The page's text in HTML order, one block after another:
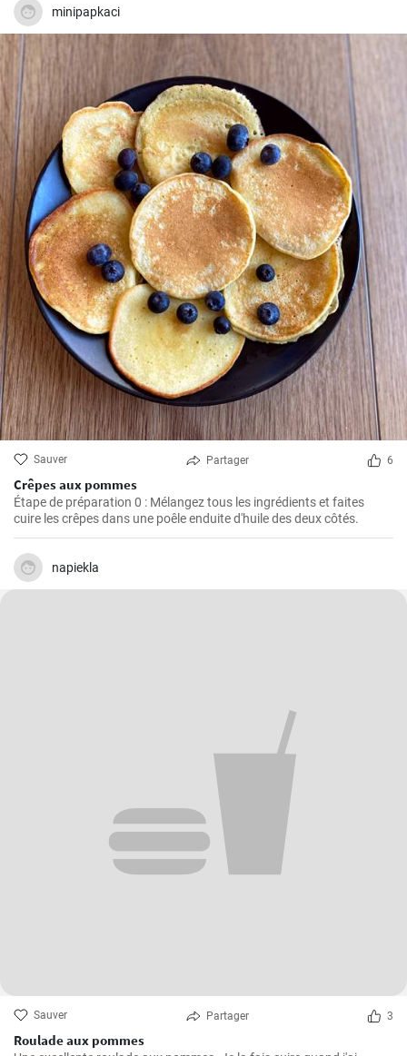
minipapkaci
Sauver Partager 6
Crêpes aux pommes
Étape de préparation 0 : Mélangez tous les ingrédients et faites
cuire les crêpes dans une poêle enduite d'huile des deux côtés.
napiekla
Sauver Partager 3
Roulade aux pommes